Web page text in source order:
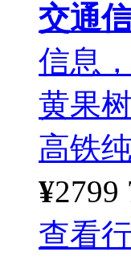
交通
信息
黄果
高铁
¥2799
查看